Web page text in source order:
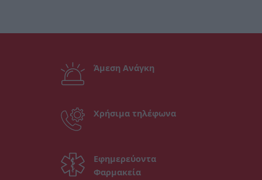
Άμεση Ανάγκη
Χρήσιμα τηλέφωνα
Εφημερεύοντα
Φαρμακεία